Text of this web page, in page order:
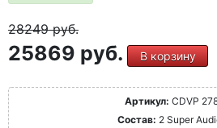
28249руб.
25869 руб. В корзину
Артикул: CDVP
Состав: 2 Super